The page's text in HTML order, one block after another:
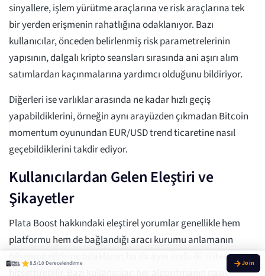
sinyallere, işlem yürütme araçlarına ve risk araçlarına tek
bir yerden erişmenin rahatlığına odaklanıyor. Bazı
kullanıcılar, önceden belirlenmiş risk parametrelerinin
yapısının, dalgalı kripto seansları sırasında ani aşırı alım
satımlardan kaçınmalarına yardımcı olduğunu bildiriyor.
Diğerleri ise varlıklar arasında ne kadar hızlı geçiş
yapabildiklerini, örneğin aynı arayüzden çıkmadan Bitcoin
momentum oyunundan EUR/USD trend ticaretine nasıl
geçebildiklerini takdir ediyor.
Kullanıcılardan Gelen Eleştiri ve
Şikayetler
Plata Boost hakkındaki eleştirel yorumlar genellikle hem
platformu hem de bağlandığı aracı kurumu anlamanın
öğrenme eğrisine odaklanır; bu da aynı anda iki sistem gibi
8.5/10 Derecelendirme